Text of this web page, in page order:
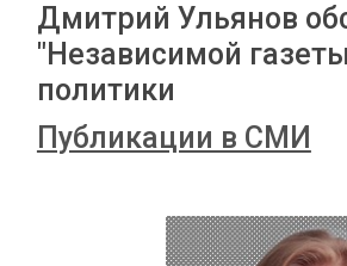
Дмитрий Ульянов
"Независимой
политики
Публикации в СМИ